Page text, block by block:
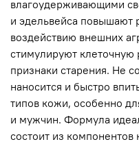
влагоудерживающими
и эдельвейса повышают
воздействию внешних
стимулируют
признаки старения. Не
наносится и быстро
типов кожи, особенно
и мужчин. Формула
состоит из